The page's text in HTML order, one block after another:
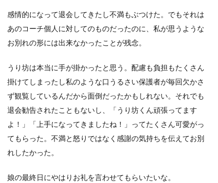
感情的になって退会してきたし不満もぶつけた。でもそれは
あのコーチ個人に対してのものだったのに、私が思うような
お別れの形には出来なかったことが残念。
うり坊は本当に手が掛かったと思う。配慮も負担もたくさん
掛けてしまったし私のような口うるさい保護者が毎回欠かさ
ず観覧しているんだから面倒だったかもしれない。それでも
退会勧告されたこともないし、「うり坊くん頑張ってます
よ！」「上手になってきましたね！」ってたくさん可愛がっ
てもらった。不満と怒りではなく感謝の気持ちを伝えてお別
れしたかった。
娘の最終日にやはりお礼を言わせてもらいたいな。